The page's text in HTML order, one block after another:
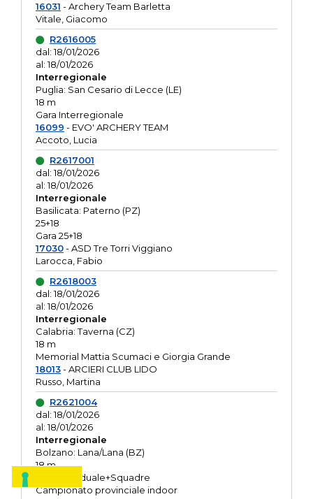
16031 - Archery Team Barletta
Vitale, Giacomo
R2616005
dal: 18/01/2026
al: 18/01/2026
Interregionale
Puglia: San Cesario di Lecce (LE)
18 m
Gara Interregionale
16099 - EVO' ARCHERY TEAM
Accoto, Lucia
R2617001
dal: 18/01/2026
al: 18/01/2026
Interregionale
Basilicata: Paterno (PZ)
25+18
Gara 25+18
17030- ASD Tre Torri Viggiano
Larocca, Fabio
R2618003
dal: 18/01/2026
al: 18/01/2026
Interregionale
Calabria: Taverna (CZ)
18 m
Memorial Mattia Scumaci e Giorgia Grande
18013- ARCIERI CLUB LIDO
Russo, Martina
R2621004
dal: 18/01/2026
al: 18/01/2026
Interregionale
Bolzano: Lana/Lana (BZ)
18 m
O.R. Individuale+Squadre
Campionato provinciale indoor